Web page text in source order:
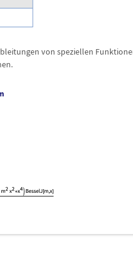
von speziellen